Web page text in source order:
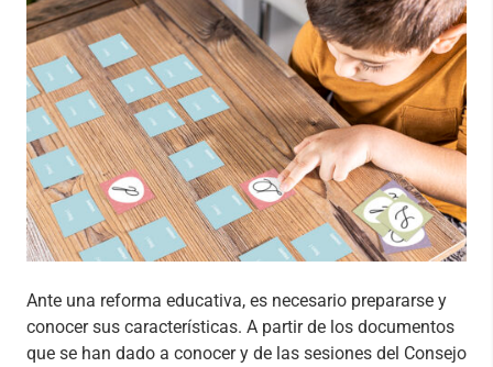
Ante una reforma educativa, es necesario prepararse y
conocer sus características. A partir de los documentos
que se han dado a conocer y de las sesiones del Consejo